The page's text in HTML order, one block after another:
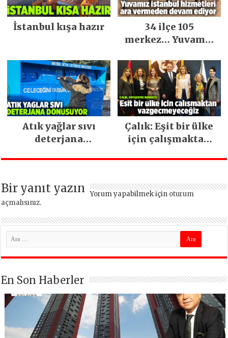
İstanbul kışa hazır
34 ilçe 105
merkez… Yuvamız
ara vermeden
devam ediyor
Atık yağlar sıvı
deterjana
Çalık: Eşit bir ülke
için çalışmaktan
Bir yanıt yazın Yorum yapabilmek için oturum
açmalısınız.
En Son Haberler